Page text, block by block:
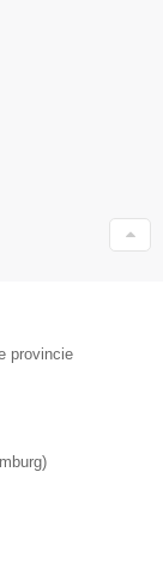
provincie
)